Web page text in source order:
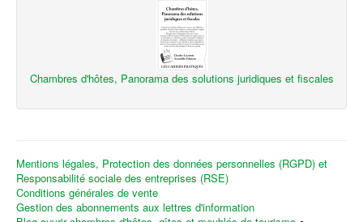
Chambres d'hôtes, Panorama des solutions juridiques et fiscales
Mentions légales, Protection des données personnelles (RGPD) et
Responsabilité sociale des entreprises (RSE)
Conditions générales de vente
Gestion des abonnements aux lettres d'information